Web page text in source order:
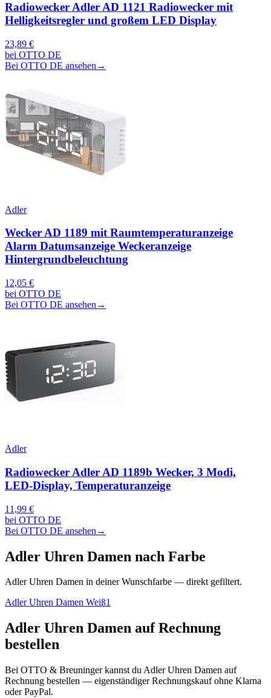
Radiowecker Adler AD 1121 Radiowecker mit
Helligkeitsregler und großem LED Display
23,89 €
bei OTTO DE
Bei OTTO DE ansehen →
Adler
Wecker AD 1189 mit Raumtemperaturanzeige
Alarm Datumsanzeige Weckeranzeige
Hintergrundbeleuchtung
12,05 €
bei OTTO DE
Bei OTTO DE ansehen →
Adler
Radiowecker Adler AD 1189b Wecker, 3 Modi,
LED-Display, Temperaturanzeige
11,99 €
bei OTTO DE
Bei OTTO DE ansehen →
Adler Uhren Damen nach Farbe
Adler Uhren Damen in deiner Wunschfarbe — direkt gefiltert.
Adler Uhren Damen Weiß1
Adler Uhren Damen auf Rechnung
bestellen
Bei OTTO & Breuninger kannst du Adler Uhren Damen auf
Rechnung bestellen — eigenständiger Rechnungskauf ohne Klarna
oder PayPal.